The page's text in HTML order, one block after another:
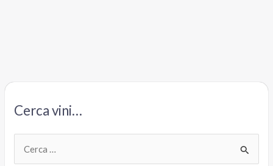
Cerca vini…